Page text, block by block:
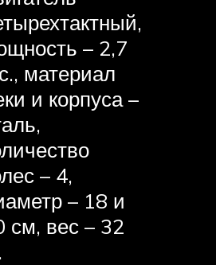
– 2,7
материал
и корпуса –
– 4,
– 18 и
см, вес – 32